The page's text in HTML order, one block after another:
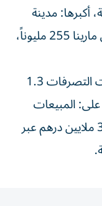
درهم لـ165 معاملة، أكبرها: مدينة
دبي الطبية المرحلة الأولى 347 مليوناً، ودبي مارينا 255 مليوناً،
وعلى صعيد التداولات اليومية الجمعة، بلغت التصرفات 1.3
توزعت على: المبيعات
بـ789 مليوناً جراء 436 صفقة، ورهون بـ310 ملايين درهم عبر